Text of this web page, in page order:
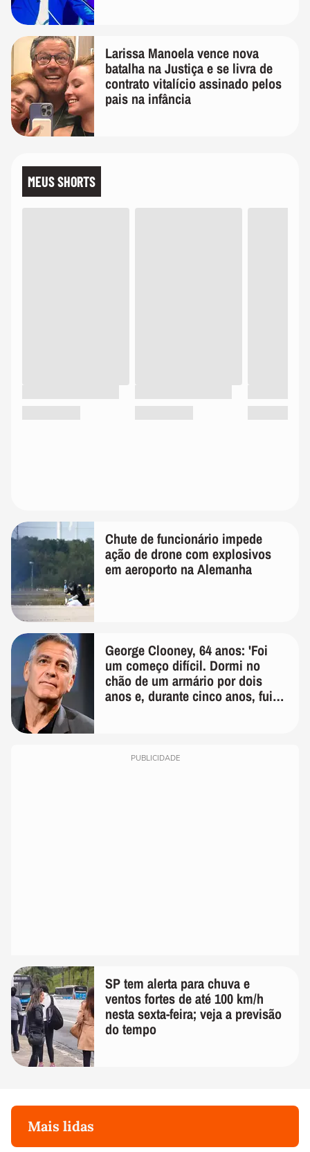
Larissa Manoela vence nova
batalha na Justiça e se livra de
contrato vitalício assinado pelos
pais na infância
MEUS SHORTS
Chute de funcionário impede
ação de drone com explosivos
em aeroporto na Alemanha
George Clooney, 64 anos: 'Foi
um começo difícil. Dormi no
chão de um armário por dois
anos e, durante cinco anos, fui
PUBLICIDADE
SP tem alerta para chuva e
ventos fortes de até 100 km/h
nesta sexta-feira; veja a previsão
do tempo
Mais lidas